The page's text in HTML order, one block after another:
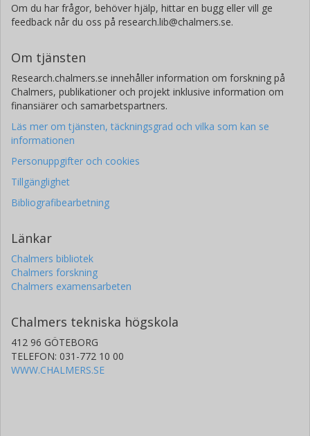
Om du har frågor, behöver hjälp, hittar en bugg eller vill ge
feedback når du oss på research.lib@chalmers.se.
Om tjänsten
Research.chalmers.se innehåller information om forskning på
Chalmers, publikationer och projekt inklusive information om
finansiärer och samarbetspartners.
Läs mer om tjänsten, täckningsgrad och vilka som kan se
informationen
Personuppgifter och cookies
Tillgänglighet
Bibliografibearbetning
Länkar
Chalmers bibliotek
Chalmers forskning
Chalmers examensarbeten
Chalmers tekniska högskola
412 96 GÖTEBORG
TELEFON: 031-772 10 00
WWW.CHALMERS.SE